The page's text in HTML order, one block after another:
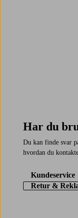
Har du
Du kan finde svar
hvordan du
Kundeservice
Retur &